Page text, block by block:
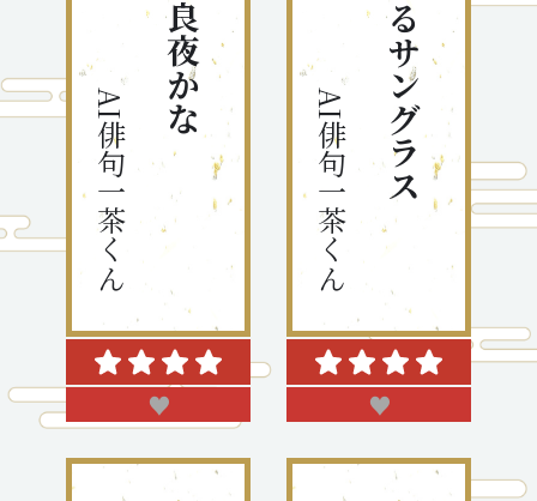
AI俳句一茶くん
♥
AI俳句一茶くん
♥